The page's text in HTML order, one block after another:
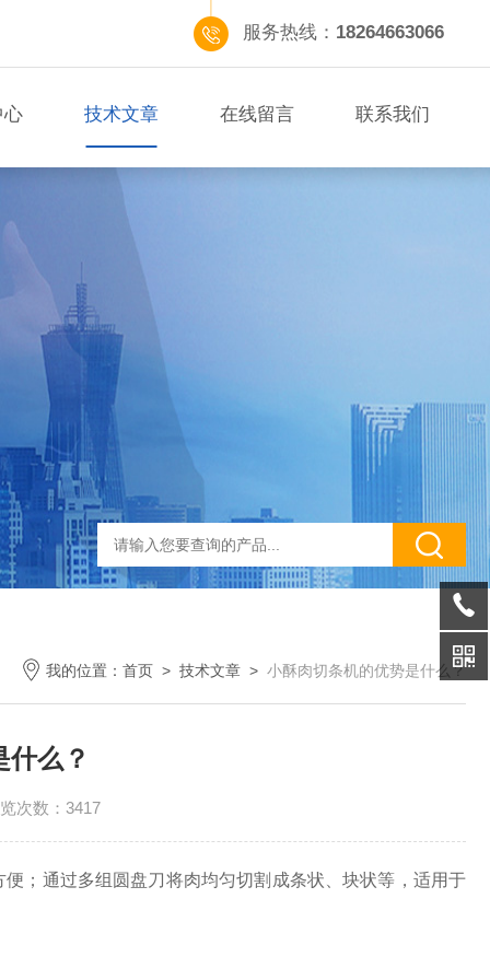
服务热线： 18264663066
心 技术文章 在线留言 联系我们
我的位置： 首页 > 技术文章 > 小酥肉切条机的优势是什么？
么？
次数：3417
通过多组圆盘刀将肉均匀切割成条状、块状等，适用于